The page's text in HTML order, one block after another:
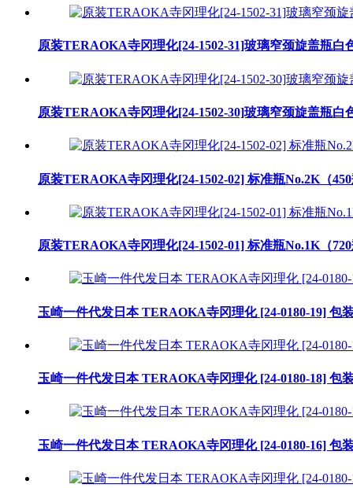
原装TERAOKA寺冈理化[24-1502-31]玻璃窄颈旋盖瓶白
原装TERAOKA寺冈理化[24-1502-30]玻璃窄颈旋盖瓶白
原装TERAOKA寺冈理化[24-1502-02] 标准瓶No.2K（
原装TERAOKA寺冈理化[24-1502-01] 标准瓶No.1K（
玉崎一件代发日本 TERAOKA寺冈理化 [24-0180-19] 包
玉崎一件代发日本 TERAOKA寺冈理化 [24-0180-18] 包
玉崎一件代发日本 TERAOKA寺冈理化 [24-0180-16] 包